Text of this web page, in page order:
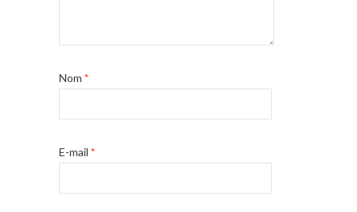
Nom *
E-mail *